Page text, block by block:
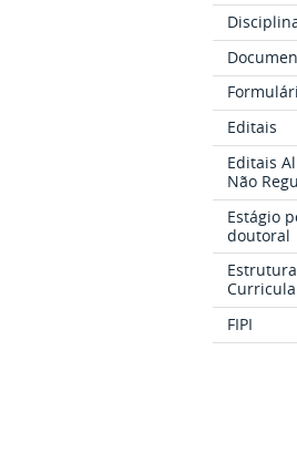
Editais
Editais
Não
Estágio
doutoral
Estrutura
FIPI